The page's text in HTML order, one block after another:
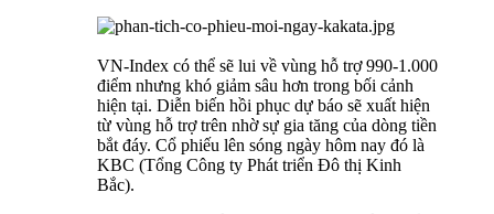
VN-Index có thể sẽ lui về vùng hỗ trợ 990-1.000
điểm nhưng khó giảm sâu hơn trong bối cảnh
hiện tại. Diễn biến hồi phục dự báo sẽ xuất hiện
từ vùng hỗ trợ trên nhờ sự gia tăng của dòng tiền
bắt đáy. Cổ phiếu lên sóng ngày hôm nay đó là
KBC (Tổng Công ty Phát triển Đô thị Kinh
Bắc).